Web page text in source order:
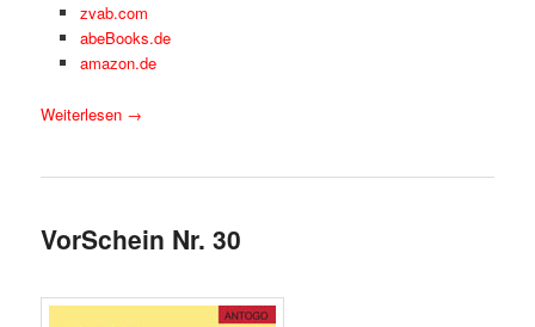
zvab.com
abeBooks.de
amazon.de
Weiterlesen →
VorSchein Nr. 30